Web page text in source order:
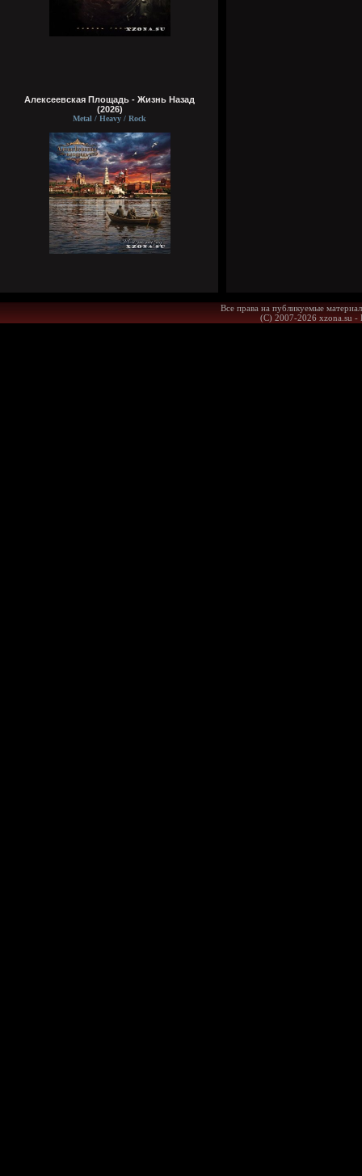
Алексеевская Площадь - Жизнь Назад
(2026)
Metal / Heavy / Rock
Все права на публикуемые
(С) 2007-2026 xzona.su -